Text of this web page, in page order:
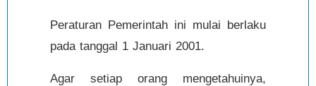
Peraturan Pemerintah ini mulai berlaku
pada tanggal 1 Januari 2001.
Agar setiap orang mengetahuinya,